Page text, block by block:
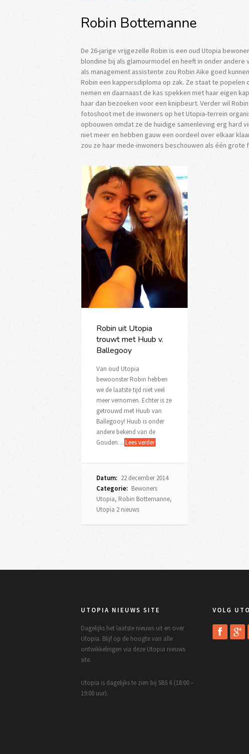
Robin Bottemanne
De 26-jarige vrijgezelle Robin is een oud Utopia
blondine bij als glamourmodel en heeft in onder
als management assistente zou Robin Aike goed
Robin een kappersdiploma op zak. Ze staat te popelen
nemen en daarnaast de kas spekken met haar eigen
haar dan bezoeken voor een knipbeurt. Verder wil
fotoshoot met de inwoners op het Utopia-terrein
opbouwen omdat ze de huidige samenleving erg hard
niet meer en hebben gauw een oordeel over elkaar
zou ze haar mede-inwoners beschouwen als één grote
Robin uit Utopia
trouwt met Huub v.
Ballegooy
Van oud Utopia
bewoonster Robin hebben
we de laatste tijd niet veel
meer vernomen. Echter is ze
getrouwd met Huub van
Ballegooy! Huub is onder
andere bekend van de
Gouden…Lees verder
Datum: 22 december 2014
Categorie: Bewoners
Utopia, Robin Bottemanne,
Utopia 2 nieuws
UTOPIA NIEUWS SITE
Dagelijks het laatste nieuws uit en over
Utopia. Blijf op de hoogte van alle
ontwikkelingen via deze Utopia nieuws
site.
Utopia is dagelijks te zien bij SBS 6 (18:00 –
19:00 uur).
VOLG